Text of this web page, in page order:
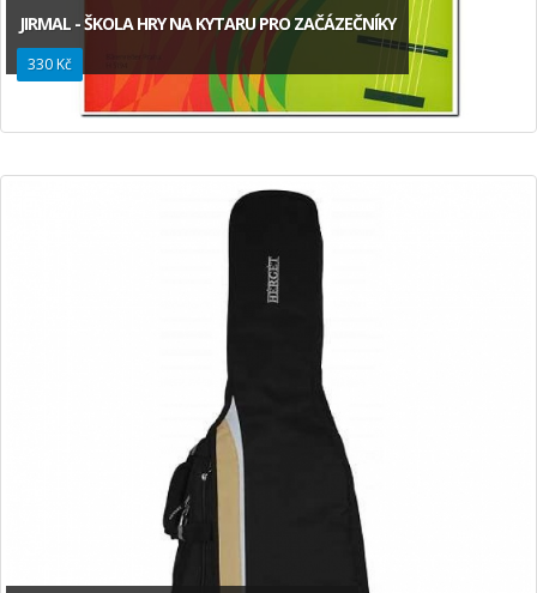
JIRMAL - ŠKOLA HRY NA KYTARU PRO ZAČÁZEČNÍKY
330 Kč